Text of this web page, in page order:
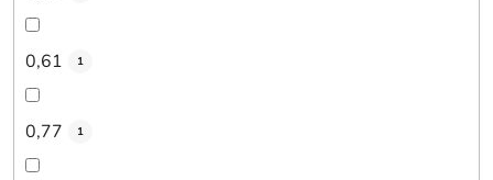
0,61 1
0,77 1